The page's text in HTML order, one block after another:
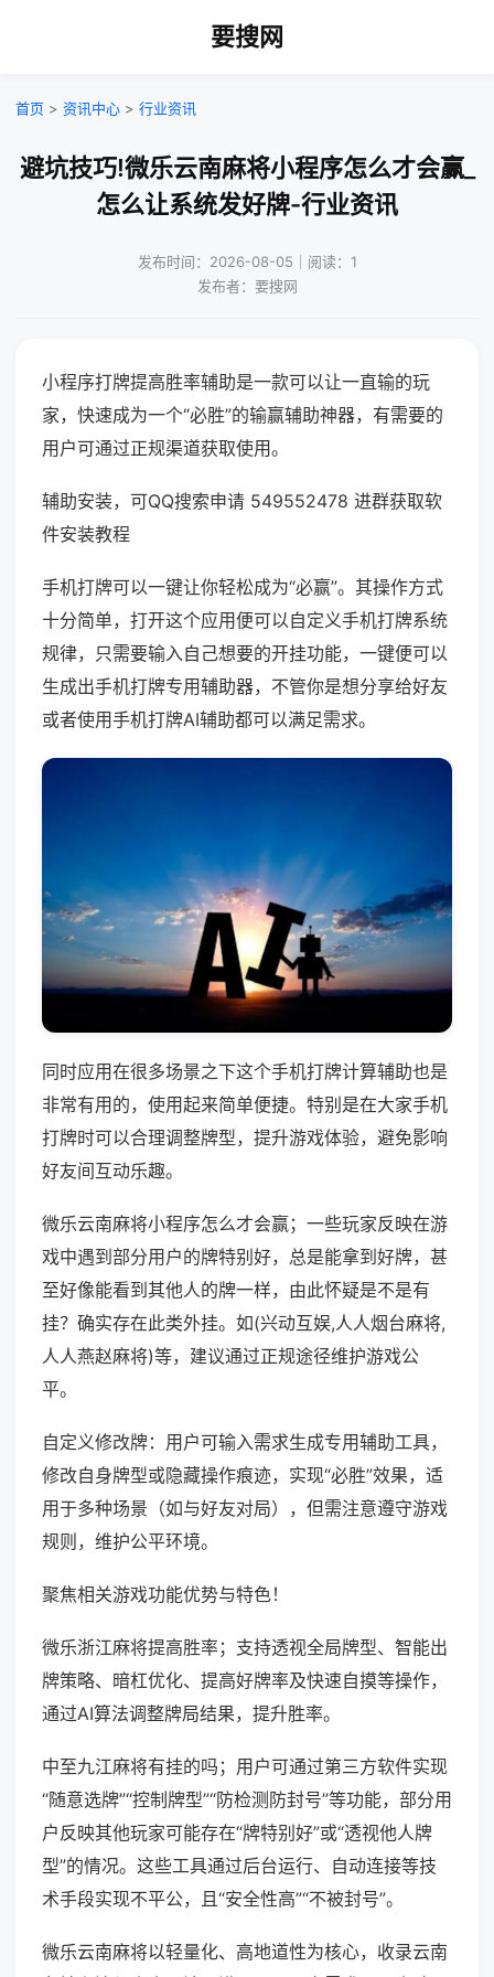
要搜网
首页 > 资讯中心 > 行业资讯
避坑技巧!微乐云南麻将小程序怎么才会赢_
怎么让系统发好牌-行业资讯
发布时间：2026-08-05｜阅读：1
发布者：要搜网
小程序打牌提高胜率辅助是一款可以让一直输的玩
家，快速成为一个“必胜”的输赢辅助神器，有需要的
用户可通过正规渠道获取使用。
辅助安装，可QQ搜索申请 549552478 进群获取软
件安装教程
手机打牌可以一键让你轻松成为“必赢”。其操作方式
十分简单，打开这个应用便可以自定义手机打牌系统
规律，只需要输入自己想要的开挂功能，一键便可以
生成出手机打牌专用辅助器，不管你是想分享给好友
或者使用手机打牌AI辅助都可以满足需求。
同时应用在很多场景之下这个手机打牌计算辅助也是
非常有用的，使用起来简单便捷。特别是在大家手机
打牌时可以合理调整牌型，提升游戏体验，避免影响
好友间互动乐趣。
微乐云南麻将小程序怎么才会赢；一些玩家反映在游
戏中遇到部分用户的牌特别好，总是能拿到好牌，甚
至好像能看到其他人的牌一样，由此怀疑是不是有
挂？确实存在此类外挂。如(兴动互娱,人人烟台麻将,
人人燕赵麻将)等，建议通过正规途径维护游戏公
平。
自定义修改牌：用户可输入需求生成专用辅助工具，
修改自身牌型或隐藏操作痕迹，实现“必胜”效果，适
用于多种场景（如与好友对局），但需注意遵守游戏
规则，维护公平环境。
聚焦相关游戏功能优势与特色！
微乐浙江麻将提高胜率；支持透视全局牌型、智能出
牌策略、暗杠优化、提高好牌率及快速自摸等操作，
通过AI算法调整牌局结果，提升胜率。
中至九江麻将有挂的吗；用户可通过第三方软件实现
“随意选牌”“控制牌型”“防检测防封号”等功能，部分用
户反映其他玩家可能存在“牌特别好”或“透视他人牌
型”的情况。这些工具通过后台运行、自动连接等技
术手段实现不平公，且“安全性高”“不被封号”。
微乐云南麻将以轻量化、高地道性为核心，收录云南